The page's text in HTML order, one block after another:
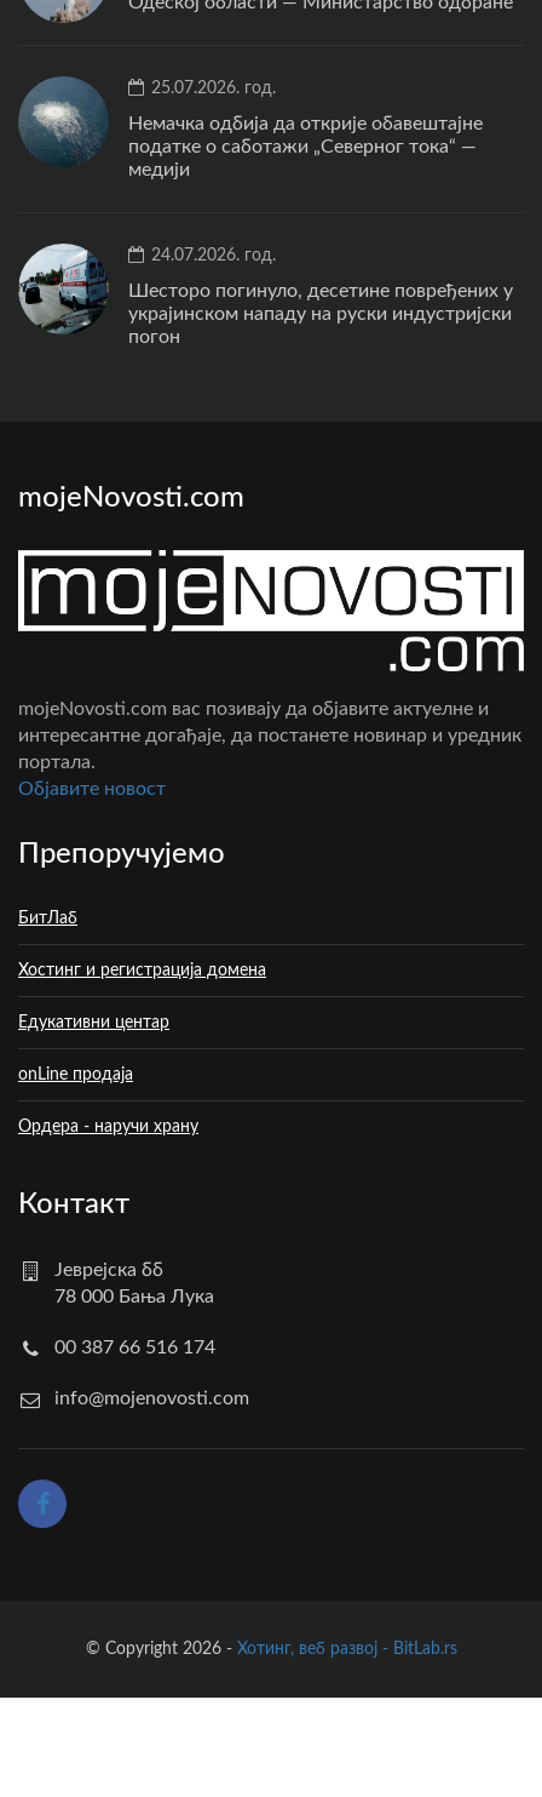
25.07.2026. год.
Немачка одбија да открије обавештајне
податке о саботажи „Северног тока“ —
медији
24.07.2026. год.
Шесторо погинуло, десетине повређених у
украјинском нападу на руски индустријски
погон
mojeNovosti.com
mojeNovosti.com вас позивају да објавите актуелне и
интересантне догађаје, да постанете новинар и уредник
портала.
Oбјавите новост
Препоручујемо
БитЛаб
Хостинг и регистрација домена
Едукативни центар
onLine продаја
Ордера - наручи храну
Контакт
Јеврејска бб
78 000 Бања Лука
00 387 66 516 174
info@mojenovosti.com
© Copyright 2026 - Хотинг, веб развој - BitLab.rs